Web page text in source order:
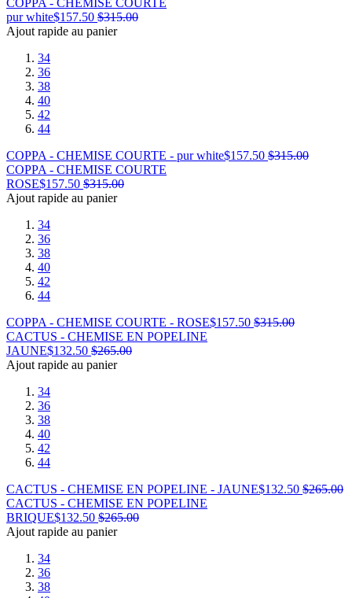
pur white$157.50 $315.00
Ajout rapide au panier
34
36
38
40
42
44
COPPA - CHEMISE COURTE - pur white$157.50 $315.00
COPPA - CHEMISE COURTE
ROSE$157.50 $315.00
Ajout rapide au panier
34
36
38
40
42
44
COPPA - CHEMISE COURTE - ROSE$157.50 $315.00
CACTUS - CHEMISE EN POPELINE
JAUNE$132.50 $265.00
Ajout rapide au panier
34
36
38
40
42
44
CACTUS - CHEMISE EN POPELINE - JAUNE$132.50 $265.00
CACTUS - CHEMISE EN POPELINE
BRIQUE$132.50 $265.00
Ajout rapide au panier
34
36
38